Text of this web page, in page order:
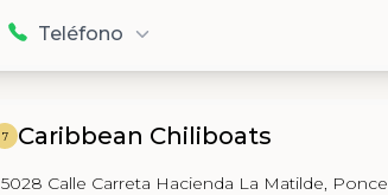
Teléfono
7 Caribbean Chiliboats
5028 Calle Carreta Hacienda La Matilde, Ponce